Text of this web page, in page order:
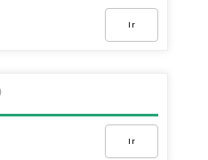
Ir
Ir